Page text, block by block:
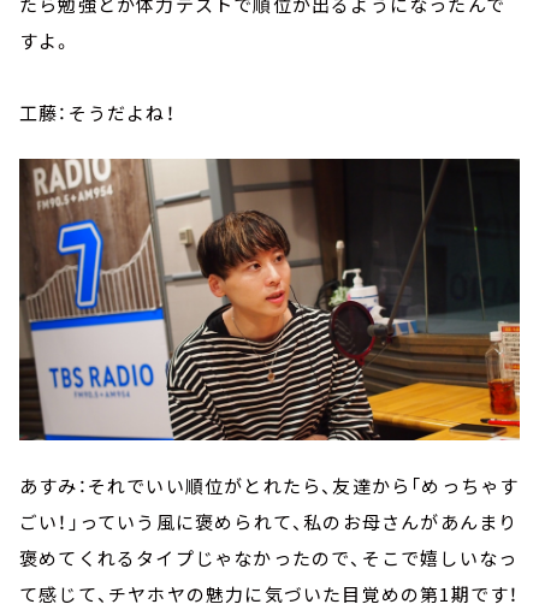
すよ。
工藤：そうだよね！
あすみ：それでいい順位がとれたら、友達から「めっちゃす
ごい！」っていう風に褒められて、私のお母さんがあんまり
褒めてくれるタイプじゃなかったので、そこで嬉しいなっ
て感じて、チヤホヤの魅力に気づいた目覚めの第1期です！